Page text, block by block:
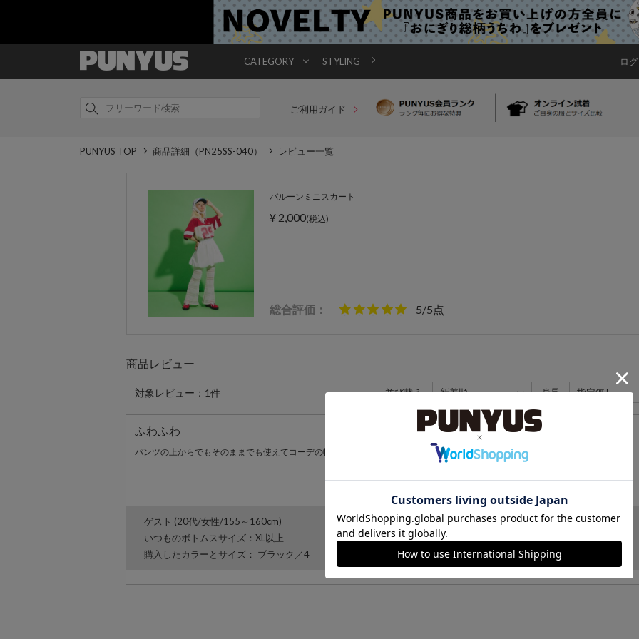
CATEGORY STYLING ロ
ご利用ガイド
PUNYUS TOP 商品詳細（PN25SS-040） レビュー一覧
バルーンミニスカート
¥ 2,000(税込)
総合評価： 5/5点
商品レビュー
対象レビュー：1件 並び替え 新着順 身長 指定無し
ふわふわ
パンツの上からでもそのままでも使えてコーデの幅が広がりました！
ゲスト (20代/女性/155～160cm)
いつものボトムスサイズ：XL以上
購入したカラーとサイズ： ブラック／4